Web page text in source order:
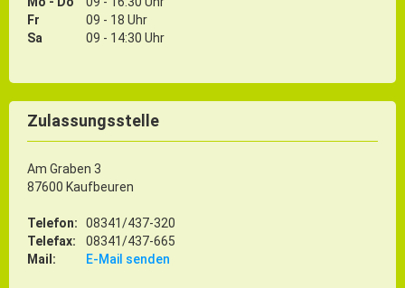
Fr
09 - 18 Uhr
Sa
09 - 14:30 Uhr
Zulassungsstelle
Am Graben 3
87600 Kaufbeuren
Telefon:
08341/437-320
Telefax:
08341/437-665
Mail:
E-Mail senden